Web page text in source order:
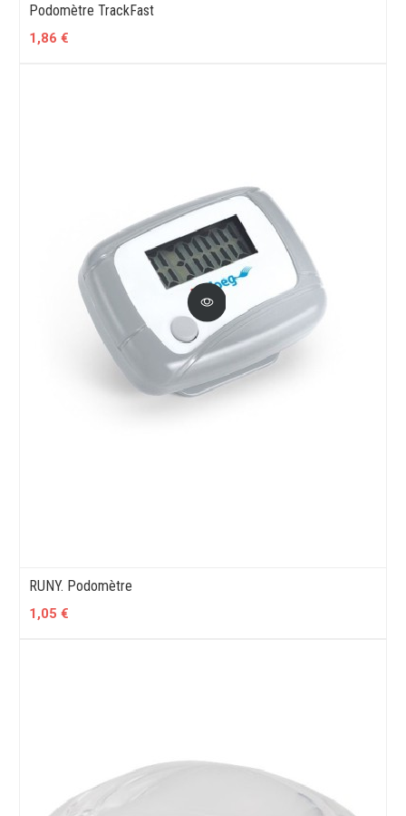
Podomètre TrackFast
1,86 €
RUNY. Podomètre
1,05 €